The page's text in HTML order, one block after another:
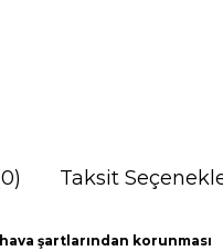
Taksit
şartlarından korunması